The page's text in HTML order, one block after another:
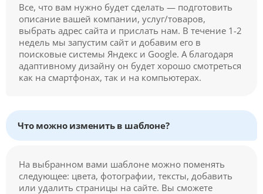
Все, что вам нужно будет сделать — подготовить
описание вашей компании, услуг/товаров,
выбрать адрес сайта и прислать нам. В течение 1-2
недель мы запустим сайт и добавим его в
поисковые системы Яндекс и Google. А благодаря
адаптивному дизайну он будет хорошо смотреться
как на смартфонах, так и на компьютерах.
Что можно изменить в шаблоне?
На выбранном вами шаблоне можно поменять
следующее: цвета, фотографии, тексты, добавить
или удалить страницы на сайте. Вы сможете